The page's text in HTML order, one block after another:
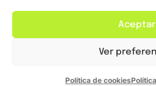
Aceptar
Ver
Política de cookies